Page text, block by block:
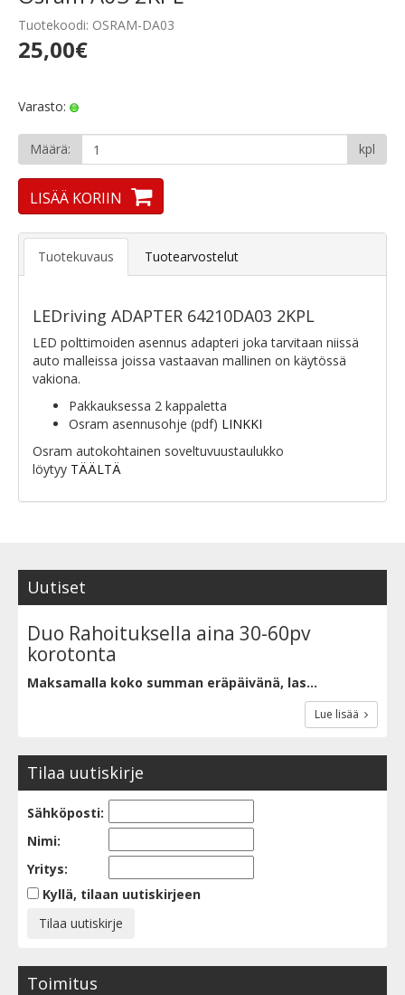
Tuotekoodi: OSRAM-DA03
25,00€
Varasto:
Määrä: kpl
LISÄÄ KORIIN
Tuotekuvaus Tuotearvostelut
LEDriving ADAPTER 64210DA03 2KPL
LED polttimoiden asennus adapteri joka tarvitaan niissä
auto malleissa joissa vastaavan mallinen on käytössä
vakiona.
Pakkauksessa 2 kappaletta
Osram asennusohje (pdf) LINKKI
Osram autokohtainen soveltuvuustaulukko
löytyy TÄÄLTÄ
Uutiset
Duo Rahoituksella aina 30-60pv
korotonta
Maksamalla koko summan eräpäivänä, las...
Lue lisää
Tilaa uutiskirje
Sähköposti:
Nimi:
Yritys:
Kyllä, tilaan uutiskirjeen
Toimitus